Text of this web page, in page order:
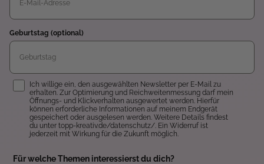
Geburtstag (optional)
Einwilligung
Ich willige ein, den ausgewählten Newsletter per E-Mail zu
erhalten. Zur Optimierung und Reichweitenmessung darf mein
Öffnungs- und Klickverhalten ausgewertet werden. Hierfür
können erforderliche Informationen auf meinem Endgerät
gespeichert oder ausgelesen werden. Weitere Details findest
du unter topp-kreativ.de/datenschutz/. Ein Widerruf ist
jederzeit mit Wirkung für die Zukunft möglich.
Für welche Themen interessierst du dich?